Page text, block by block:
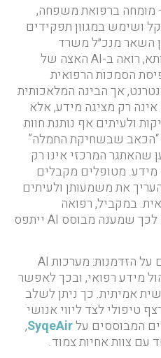
מומחה ברפואת משפחה,
ושימש במגוון תפקידים
השאר מנכ״ל משרד
הבריאות, מנכ”ל סורוקה ואסותא, רואה ב-AI האצה של
הסמכות הרפואית
אך הבינה המלאכותית
רק מציגה מידע, אלא
ולעיתים אף נותנת חוות
שבשחיקת החמלה”
שהאתגר המרכזי אינו רק
מידע. מטופלים מקבלים
את משמעותן ולעיתים
במקביל, רפואה
מתווכת-מסכים עלולה לגרום לכך שמענה מבוסס AI ייתפס
עם זאת, ד”ר חי-עם מצביע גם על הזדמנות: מערכות AI
מידע רפואי, ובכך לאפשר
אמיתית. כך ניתן לשלב
טיפולי לצד ליווי אנושי
המבוססים עלSyqeAir
,
עם צוות אחיות צמוד.